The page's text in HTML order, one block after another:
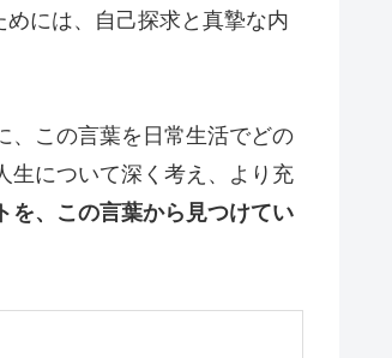
には、自己探求と真摯な内
、この言葉を日常生活でどの
生について深く考え、より充
を、この言葉から見つけてい